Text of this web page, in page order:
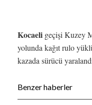
Kocaeli geçişi Kuzey
yolunda kağıt rulo
kazada sürücü
Benzer haberler